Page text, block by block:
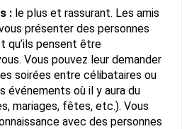
:le plus et rassurant. Les amis
présenter des personnes
qu’ils pensent être
Vous pouvez leur demander
soirées entre célibataires ou
événements où il y aura du
mariages, fêtes, etc.). Vous
avec des personnes